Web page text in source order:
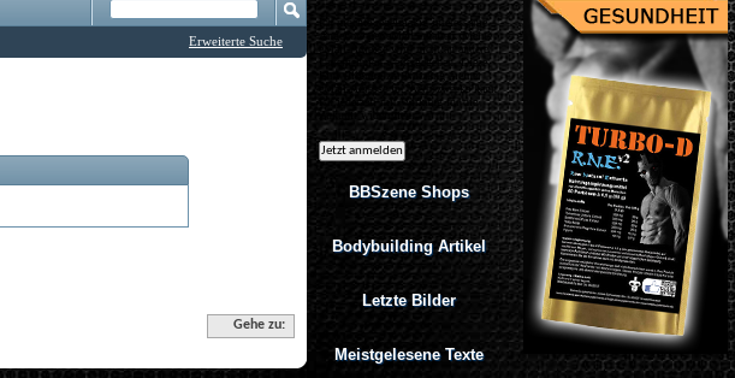
Erweiterte Suche
Gehe zu:
Ich möchte regelmäßig interessante
Angebote per eMail erhalten. Meine
eMail-Adresse wird nicht an andere
Unternehmen weitergegeben. Diese
Einwilligung zur Nutzung meiner
eMail-Adresse für Werbezwecke kann
ich jederzeit mit Wirkung für die
Zukunft widerrufen.
BBSzene Shops
Bodybuilding Artikel
Letzte Bilder
Meistgelesene Texte